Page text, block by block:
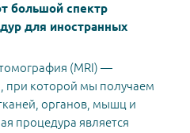
большой спектр
для иностранных
(MRI) —
при которой мы получаем
органов, мышц и
процедура является